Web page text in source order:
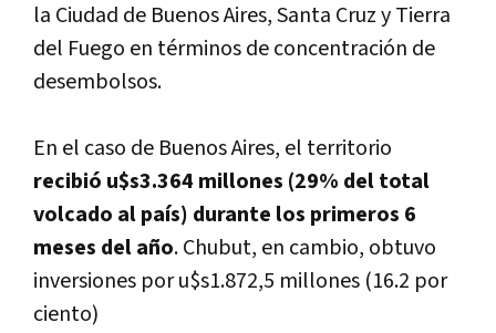
la Ciudad de Buenos Aires, Santa Cruz y Tierra
del Fuego en términos de concentración de
desembolsos.
En el caso de Buenos Aires, el territorio
recibió u$s3.364 millones (29% del total
volcado al paí­s) durante los primeros 6
meses del año. Chubut, en cambio, obtuvo
inversiones por u$s1.872,5 millones (16.2 por
ciento)